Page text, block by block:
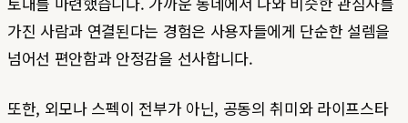
가진 사람과 연결된다는 경험은 사용자들에게 단순한 설렘을
넘어선 편안함과 안정감을 선사합니다.
또한, 외모나 스펙이 전부가 아닌, 공동의 취미와 라이프스타